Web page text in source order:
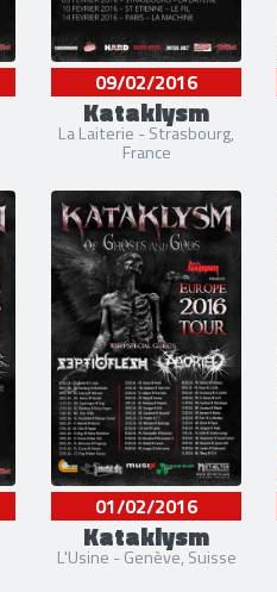
09/02/2016
Kataklysm
La Laiterie - Strasbourg,
France
01/02/2016
Kataklysm
L'Usine - Genève, Suisse